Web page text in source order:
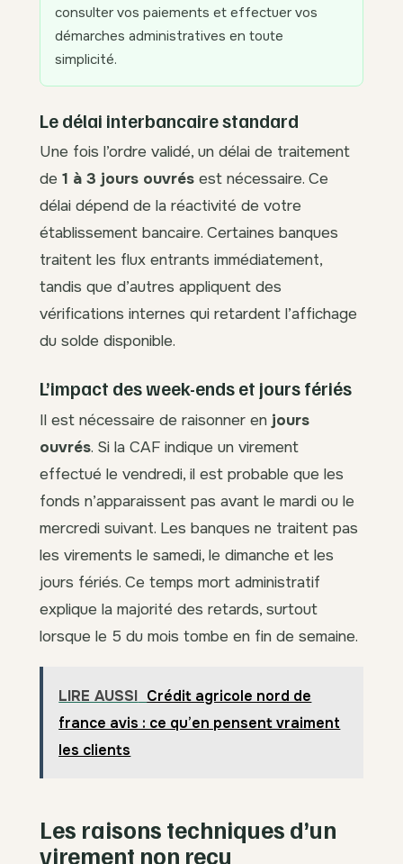
consulter vos paiements et effectuer vos
démarches administratives en toute
simplicité.
Le délai interbancaire standard
Une fois l’ordre validé, un délai de traitement
de 1 à 3 jours ouvrés est nécessaire. Ce
délai dépend de la réactivité de votre
établissement bancaire. Certaines banques
traitent les flux entrants immédiatement,
tandis que d’autres appliquent des
vérifications internes qui retardent l’affichage
du solde disponible.
L’impact des week-ends et jours fériés
Il est nécessaire de raisonner en jours
ouvrés. Si la CAF indique un virement
effectué le vendredi, il est probable que les
fonds n’apparaissent pas avant le mardi ou le
mercredi suivant. Les banques ne traitent pas
les virements le samedi, le dimanche et les
jours fériés. Ce temps mort administratif
explique la majorité des retards, surtout
lorsque le 5 du mois tombe en fin de semaine.
LIRE AUSSI Crédit agricole nord de
france avis : ce qu’en pensent vraiment
les clients
Les raisons techniques d’un
virement non reçu